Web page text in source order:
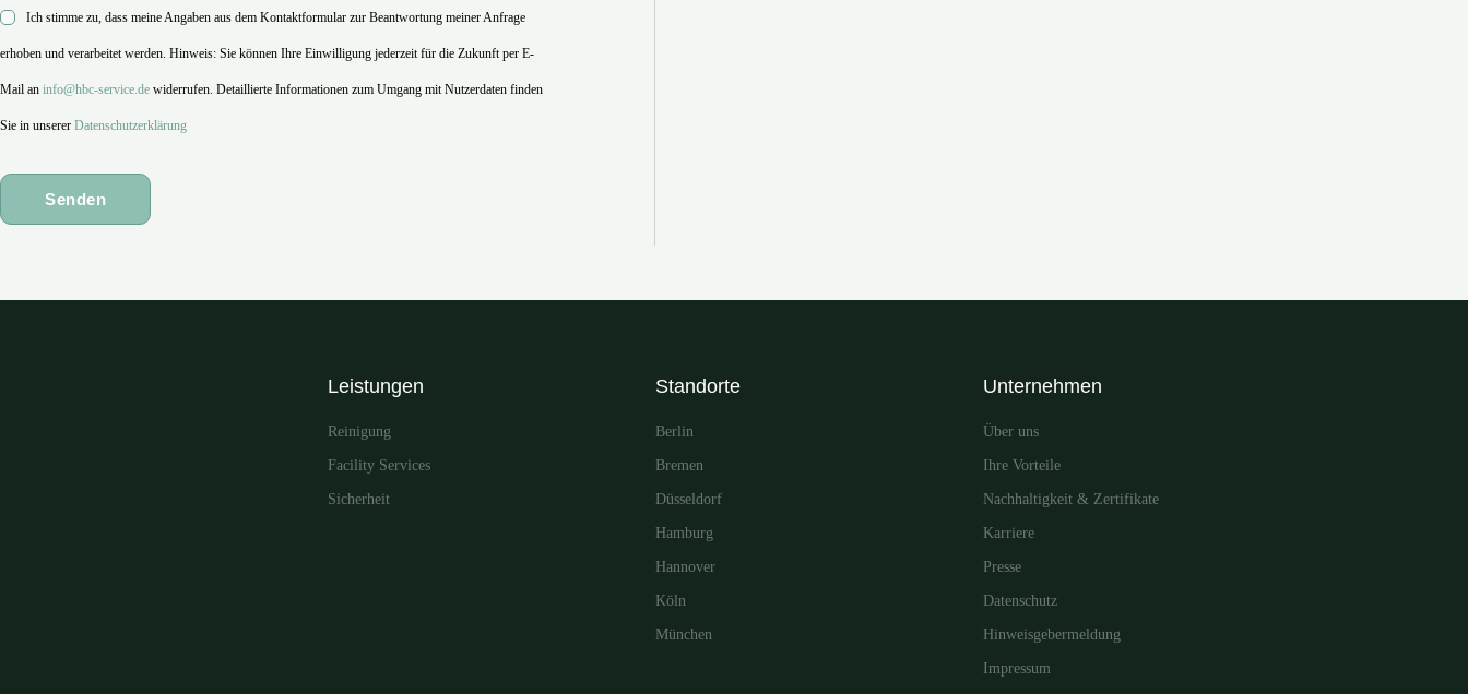
Ich stimme zu, dass meine Angaben aus dem Kontaktformular zur Beantwortung meiner Anfrage
erhoben und verarbeitet werden. Hinweis: Sie können Ihre Einwilligung jederzeit für die Zukunft per E-
Mail an info@hbc-service.de widerrufen. Detaillierte Informationen zum Umgang mit Nutzerdaten finden
Sie in unserer Datenschutzerklärung
Leistungen
Reinigung
Facility Services
Sicherheit
Standorte
Berlin
Bremen
Düsseldorf
Hamburg
Hannover
Köln
München
Unternehmen
Über uns
Ihre Vorteile
Nachhaltigkeit & Zertifikate
Karriere
Presse
Datenschutz
Hinweisgebermeldung
Impressum